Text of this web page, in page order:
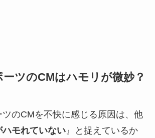
ツのCMはハモリが微妙？
ツのCMを不快に感じる原因は、他
ハモれていない』と捉えているか